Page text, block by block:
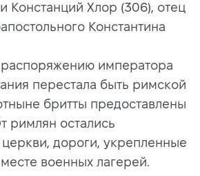
Констанций Хлор (306), отец
Константина
императора
перестала быть римской
бритты предоставлены
римлян остались
дороги, укрепленные
военных лагерей.